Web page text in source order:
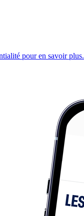
pour en savoir plus.